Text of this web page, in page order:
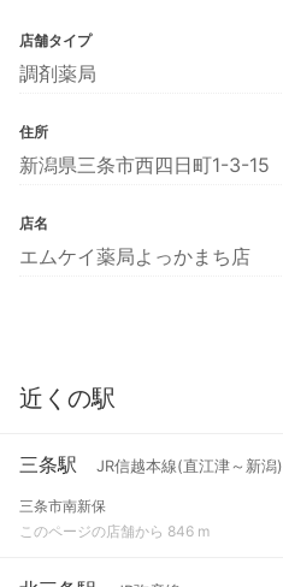
店舗タイプ
調剤薬局
住所
新潟県三条市西四日町1-3-15
店名
エムケイ薬局よっかまち店
近くの駅
三条駅 JR信越本線(直江津～新潟)
三条市南新保
このページの店舗から 846 m